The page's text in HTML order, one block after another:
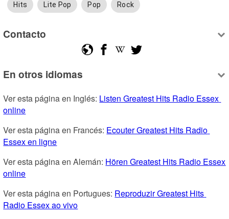
Hits Lite Pop Pop Rock
Contacto
En otros idiomas
Ver esta página en Inglés: Listen Greatest Hits Radio Essex
online
Ver esta página en Francés: Ecouter Greatest Hits Radio
Essex en ligne
Ver esta página en Alemán: Hören Greatest Hits Radio Essex
online
Ver esta página en Portugues: Reproduzir Greatest Hits
Radio Essex ao vivo